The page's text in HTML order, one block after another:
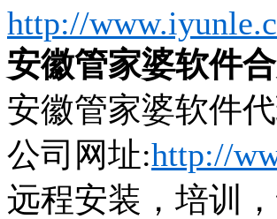
http://
安徽管家婆软件
安徽管家婆软件
公司网址:http://
远程安装，培训